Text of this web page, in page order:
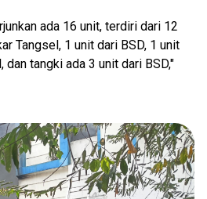
ada 16 unit, terdiri dari 12
Tangsel, 1 unit dari BSD, 1 unit
dan tangki ada 3 unit dari BSD,"